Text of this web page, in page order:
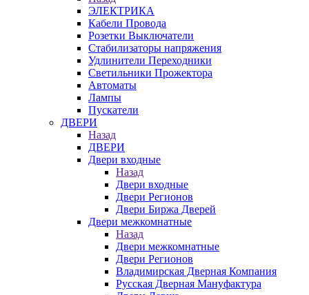
ЭЛЕКТРИКА
Кабели Провода
Розетки Выключатели
Стабилизаторы напряжения
Удлинители Переходники
Светильники Прожектора
Автоматы
Лампы
Пускатели
ДВЕРИ
Назад
ДВЕРИ
Двери входные
Назад
Двери входные
Двери Регионов
Двери Биржа Дверей
Двери межкомнатные
Назад
Двери межкомнатные
Двери Регионов
Владимирская Дверная Компания
Русская Дверная Мануфактура